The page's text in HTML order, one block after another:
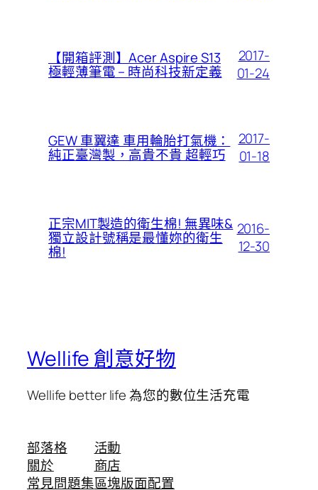
【開箱評測】Acer Aspire S13
極輕薄筆電 – 時尚科技新定義
2017-
01-24
GEW 車翼達 車用輪胎打氣機：
純正臺灣製，高貴不貴 超輕巧
2017-
01-18
正宗MIT製造的衛生棉! 無異味&
獨立設計號稱是最懂妳的衛生
棉!
2016-
12-30
Wellife 創意好物
Wellife better life 為您的數位生活充電
部落格
關於
常見問題集
活動
商店
區塊版面配置